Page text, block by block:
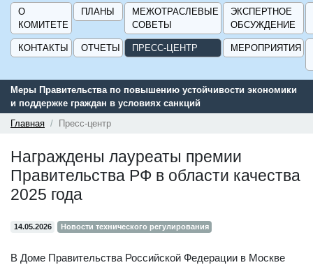
О
КОМИТЕТЕ
ПЛАНЫ
МЕЖОТРАСЛЕВЫЕ
СОВЕТЫ
ЭКСПЕРТНОЕ
ОБСУЖДЕНИЕ
КОНТАКТЫ ОТЧЕТЫ ПРЕСС-ЦЕНТР МЕРОПРИЯТИЯ
Сервис поиска и подбора субсидий и мер государственной
поддержки для предприятий - «Навигатор мер поддержки
ГИСП».
Главная Пресс-центр
Награждены лауреаты премии
Правительства РФ в области качества
2025 года
14.05.2026 Новости технического регулирования
В Доме Правительства Российской Федерации в Москве